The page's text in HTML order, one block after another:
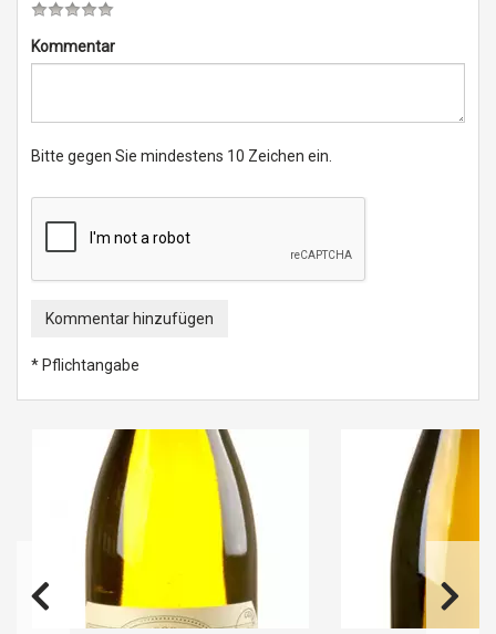
Kommentar
Bitte gegen Sie mindestens 10 Zeichen ein.
Kommentar hinzufügen
* Pflichtangabe